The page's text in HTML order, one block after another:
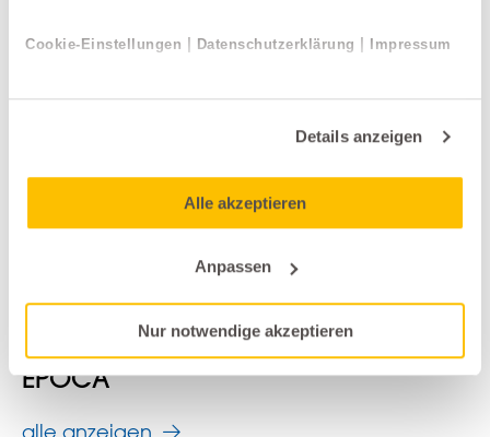
Cookie-Einstellungen | Datenschutzerklärung | Impressum
Details anzeigen
Alle akzeptieren
Anpassen
Nur notwendige akzeptieren
Garderoben
EPOCA